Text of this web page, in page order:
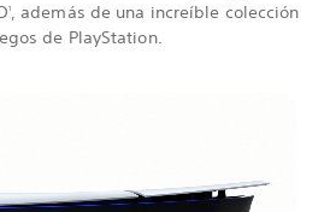
, además de una increíble colección
de PlayStation.